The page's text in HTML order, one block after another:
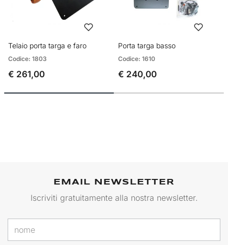
Telaio porta targa e faro
Codice: 1803
€ 261,00
Porta targa basso
Codice: 1610
€ 240,00
EMAIL NEWSLETTER
Iscriviti gratuitamente alla nostra newsletter.